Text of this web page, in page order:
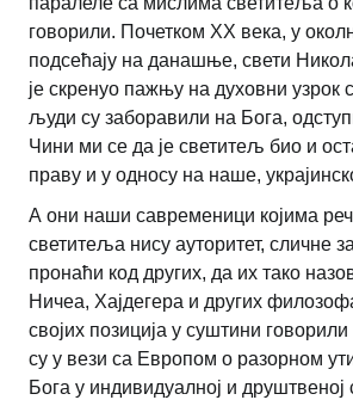
говорили. Почетком ХХ века, у
подсећају на данашње, свети
је скренуо пажњу на духовни узрок
људи су заборавили на Бога,
Чини ми се да је светитељ био и
праву и у односу на наше,
А они наши савременици којима
светитеља нису ауторитет, сличне
пронаћи код других, да их тако
Ничеа, Хајдегера и других
својих позиција у суштини
су у вези са Европом о разорном
Бога у индивидуалној и друштвеној